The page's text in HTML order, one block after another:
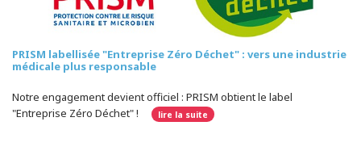
PRISM labellisée "Entreprise Zéro Déchet" : vers une industrie
médicale plus responsable
Notre engagement devient officiel : PRISM obtient le label
"Entreprise Zéro Déchet" !
lire la suite